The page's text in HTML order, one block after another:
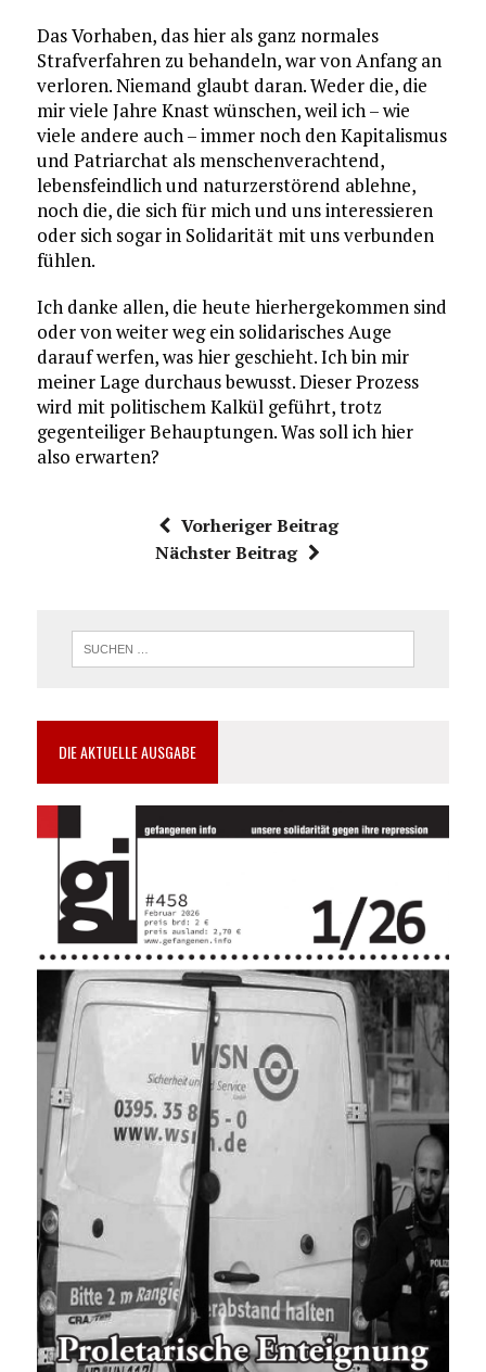
Das Vorhaben, das hier als ganz normales
Strafverfahren zu behandeln, war von Anfang an
verloren. Niemand glaubt daran. Weder die, die
mir viele Jahre Knast wünschen, weil ich – wie
viele andere auch – immer noch den Kapitalismus
und Patriarchat als menschenverachtend,
lebensfeindlich und naturzerstörend ablehne,
noch die, die sich für mich und uns interessieren
oder sich sogar in Solidarität mit uns verbunden
fühlen.
Ich danke allen, die heute hierhergekommen sind
oder von weiter weg ein solidarisches Auge
darauf werfen, was hier geschieht. Ich bin mir
meiner Lage durchaus bewusst. Dieser Prozess
wird mit politischem Kalkül geführt, trotz
gegenteiliger Behauptungen. Was soll ich hier
also erwarten?
Vorheriger Beitrag
Nächster Beitrag
DIE AKTUELLE AUSGABE